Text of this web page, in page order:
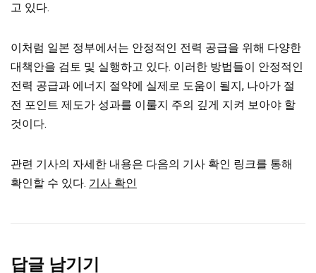
고 있다.
이처럼 일본 정부에서는 안정적인 전력 공급을 위해 다양한
대책안을 검토 및 실행하고 있다. 이러한 방법들이 안정적인
전력 공급과 에너지 절약에 실제로 도움이 될지, 나아가 절
전 포인트 제도가 성과를 이룰지 주의 깊게 지켜 보아야 할
것이다.
관련 기사의 자세한 내용은 다음의 기사 확인 링크를 통해
확인할 수 있다. 기사 확인
답글 남기기